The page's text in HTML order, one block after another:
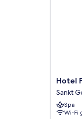
Hotel
Sankt
im
Hotel
Sankt
Spa
Wi-Fi